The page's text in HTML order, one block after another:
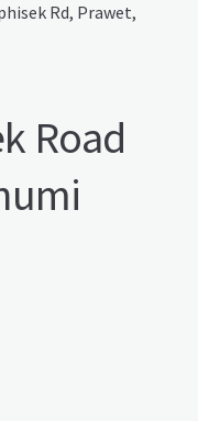
Rd, Prawet,
Road